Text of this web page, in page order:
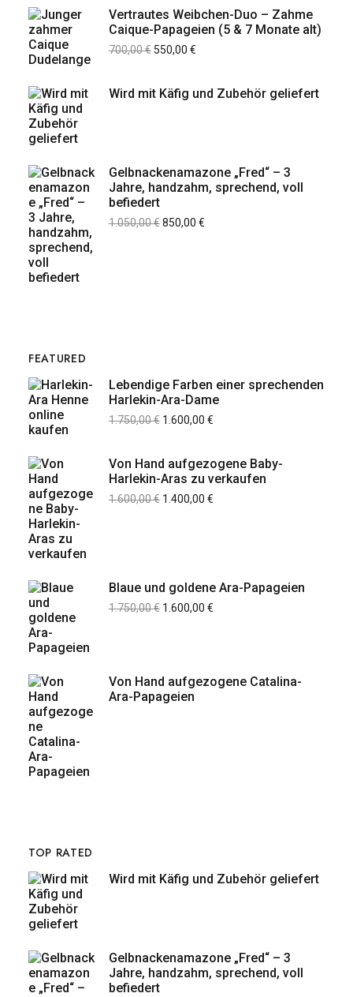
Vertrautes Weibchen-Duo – Zahme
Caique-Papageien (5 & 7 Monate alt)
700,00€ 550,00 €
Wird mit Käfig und Zubehör geliefert
Gelbnackenamazone „Fred“ – 3
Jahre, handzahm, sprechend, voll
befiedert
1.050,00€850,00 €
FEATURED
Lebendige Farben einer sprechenden
Harlekin-Ara-Dame
1.750,00€ 1.600,00 €
Von Hand aufgezogene Baby-
Harlekin-Aras zu verkaufen
1.600,00€ 1.400,00 €
Blaue und goldene Ara-Papageien
1.750,00€ 1.600,00 €
Von Hand aufgezogene Catalina-
Ara-Papageien
TOP RATED
Wird mit Käfig und Zubehör geliefert
Gelbnackenamazone „Fred“ – 3
Jahre, handzahm, sprechend, voll
befiedert